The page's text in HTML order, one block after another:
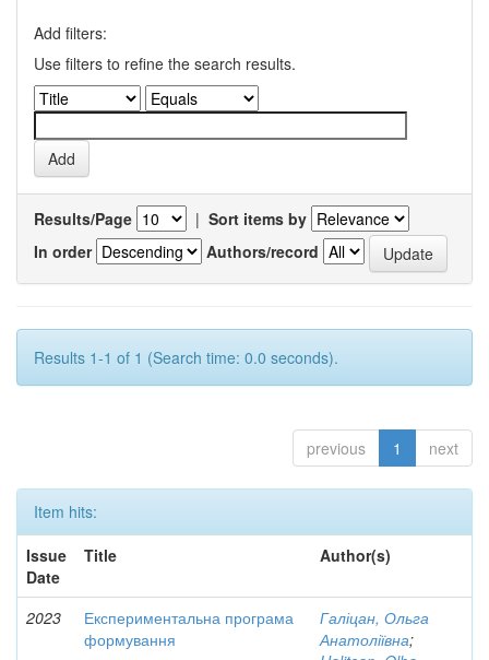
Add filters:
Use filters to refine the search results.
Results/Page | Sort items by
In order
Authors/record
Results 1-1 of 1 (Search time: 0.0 seconds).
previous 1 next
Item hits:
Issue
Date
Title Author(s)
2023
Експериментальна програма
формування
Галіцан, Ольга
Анатоліївна;